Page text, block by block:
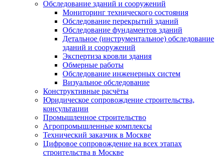
Обследование зданий и сооружений
Мониторинг технического состояния
Обследование перекрытий зданий
Обследование фундаментов зданий
Детальное (инструментальное) обследование
зданий и сооружений
Экспертиза кровли здания
Обмерные работы
Обследование инженерных систем
Визуальное обследование
Конструктивные расчёты
Юридическое сопровождение строительства,
консультации
Промышленное строительство
Агропромышленные комплексы
Технический заказчик в Москве
Цифровое сопровождение на всех этапах
строительства в Москве